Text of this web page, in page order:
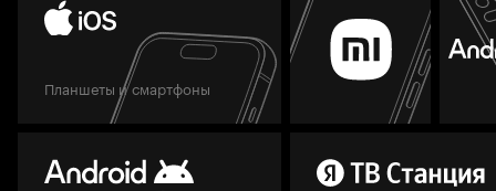
Планшеты и смартфоны